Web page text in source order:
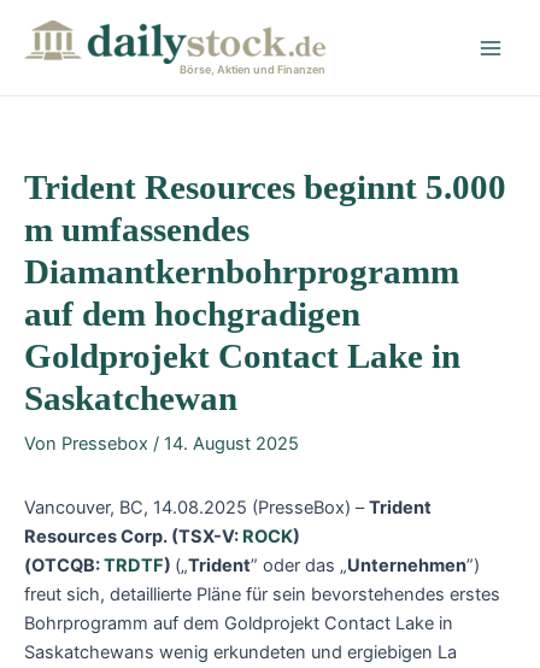
Börse, Aktien und Finanzen
Trident Resources beginnt 5.000
m umfassendes
Diamantkernbohrprogramm
auf dem hochgradigen
Goldprojekt Contact Lake in
Saskatchewan
Von Pressebox / 14. August 2025
Vancouver, BC, 14.08.2025 (PresseBox) –Trident
Resources Corp. (TSX-V: ROCK)
(OTCQB:TRDTF) („Trident” oder das „Unternehmen”)
freut sich, detaillierte Pläne für sein bevorstehendes erstes
Bohrprogramm auf dem Goldprojekt Contact Lake in
Saskatchewans wenig erkundeten und ergiebigen La